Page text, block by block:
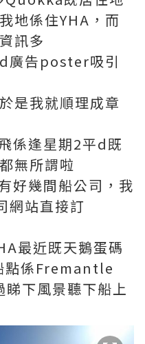
地係住YHA，而
訊多
廣告poster吸引
是我就順理成章
逢星期2平d既
無所謂啦
幾間船公司，我
網站直接訂
最近既天鵝蛋碼
點係Fremantle
下風景聽下船上